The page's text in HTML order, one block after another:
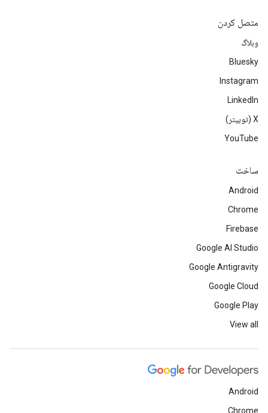
متصل کردن
وبلاگ
Bluesky
Instagram
LinkedIn
‫X (توییتر)
YouTube
ساخت
Android
Chrome
Firebase
Google AI Studio
Google Antigravity
Google Cloud
Google Play
View all
Android
Chrome